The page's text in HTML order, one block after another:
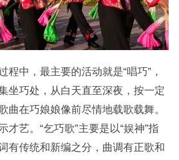
程中，最主要的活动就是“唱巧”，
坐巧处，从白天直至深夜，按一定
曲在巧娘娘像前尽情地载歌载舞。
才艺。“乞巧歌”主要是以“娱神”指
有传统和新编之分，曲调有正歌和